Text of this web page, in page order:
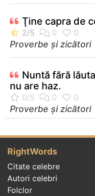
Ţine capra de
Proverbe și zicători
Nuntă fără
nu are haz.
Proverbe și zicători
RightWords
Citate celebre
Autori celebri
Folclor